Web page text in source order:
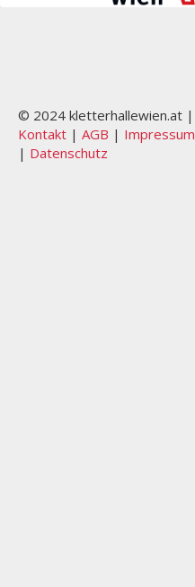
© 2024 kletterhallewien.at |
Kontakt | AGB | Impressum
| Datenschutz